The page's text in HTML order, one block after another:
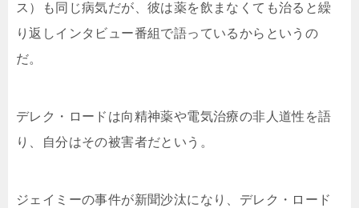
ス）も同じ病気だが、彼は薬を飲まなくても治ると繰
り返しインタビュー番組で語っているからというの
だ。
デレク・ロードは向精神薬や電気治療の非人道性を語
り、自分はその被害者だという。
ジェイミーの事件が新聞沙汰になり、デレク・ロード